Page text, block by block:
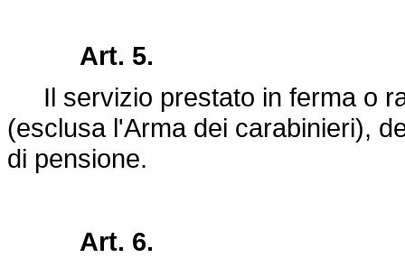
Art. 5.
Il servizio prestato in ferma o
(esclusa l'Arma dei carabinieri),
di pensione.
Art. 6.